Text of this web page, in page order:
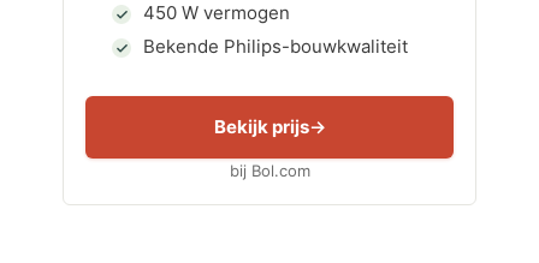
450 W vermogen
Bekende Philips-bouwkwaliteit
Bekijk prijs
bij Bol.com